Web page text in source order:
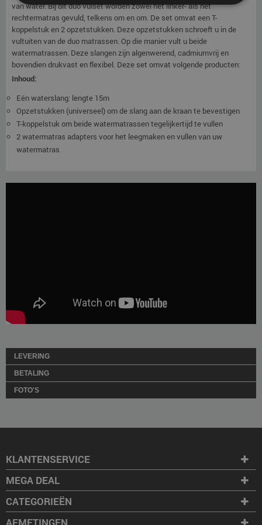
van water. Bij dit duo vulset worden zowel het linker- als het
rechtermatras gevuld, telkens om en om. De set omvat een T-
koppelstuk en 2 opzetstukken. Deze opzetstukken schroeft u in de
vultuiten van de duo matrassen. Op die manier vult u beide
watermatrassen. Deze slangen zijn algenwerend, cadmiumvrij en
bovendien drukvast en flexibel. Deze set omvat volgende producten:
Inhoud:
Eén waterslang: lengte 15m
Opzetstukken (universeel) om de slang aan de kraan te bevestigen
T-koppelstuk om beide watermatrassen tegelijkertijd te vullen
2 watermatras adapters voor het leegmaken en vullen van uw
watermatras
LEVERING
BETALING
FOTO'S
KLANTENSERVICE
MEGA DEAL
CATEGORIEËN